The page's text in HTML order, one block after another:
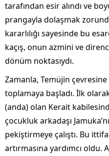
tarafından esir alındı ve
prangayla dolaşmak
kararlılığı sayesinde bu
kaçış, onun azmini ve
dönüm noktasıydı.
Zamanla, Temüjin
toplamaya başladı. İlk
(anda) olan Kerait
çocukluk arkadaşı
pekiştirmeye çalıştı. Bu
artırmasına yardımcı oldu.